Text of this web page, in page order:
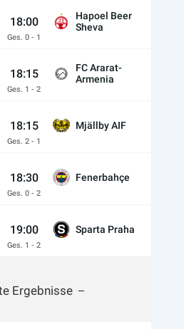
18:00
Ges. 0 - 1
Hapoel Beer
Sheva
18:15
Ges. 1 - 2
FC Ararat-
Armenia
18:15
Ges. 2 - 1
Mjällby AIF
18:30
Ges. 0 - 2
Fenerbahçe
19:00
Ges. 1 - 2
Sparta Praha
Ergebnisse